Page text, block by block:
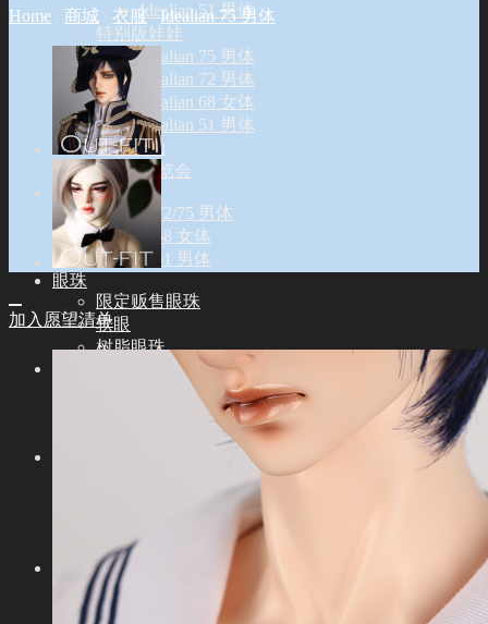
Idealian 51 男体
特别版娃娃
Idealian 75 男体
Idealian 72 男体
Idealian 68 女体
Idealian 51 男体
特别活动
展览会
配件
Idealian 72/75 男体
Idealian 68 女体
Idealian 51 男体
眼珠
限定贩售眼珠
软眼
树脂眼珠
9-10英寸(ID72/75M)
8-9英寸(ID68F)
6-6.5英寸(ID51M)
Idealian 51 男体
Idealian 72/75 男体
Idealian 68 女体
Home 商城 衣服 / Idealian 75 男体
加入愿望清单